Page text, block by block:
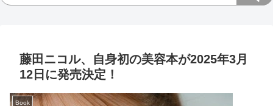
藤田ニコル、自身初の美容本が2025年3月
12日に発売決定！
Book